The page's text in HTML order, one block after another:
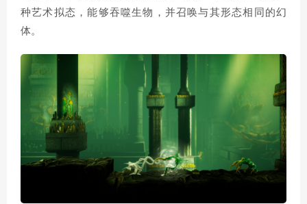
种艺术拟态，能够吞噬生物，并召唤与其形态相同的幻
体。